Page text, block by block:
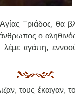
Τριάδος, θα
ο αληθινός,
αγάπη,
τους έκαιγαν,